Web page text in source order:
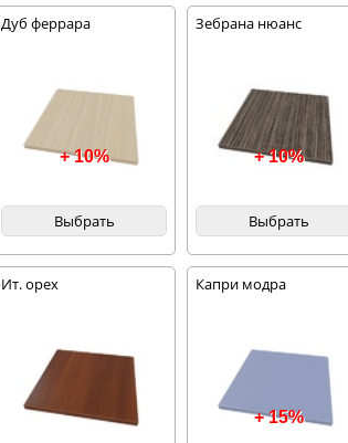
Дуб феррара
+ 10%
Выбрать
Зебрана нюанс
+ 10%
Выбрать
Ит. орех Капри модра
+ 15%